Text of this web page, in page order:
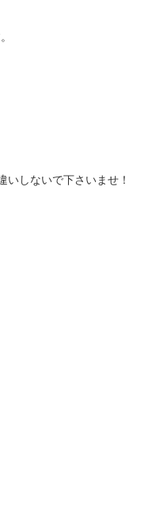
いしないで下さいませ！